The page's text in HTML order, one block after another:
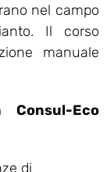
nel campo
Il corso
manuale
Consul-Eco
di